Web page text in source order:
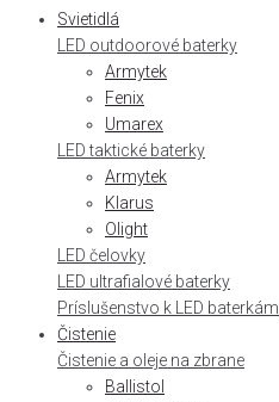
Svietidlá
LED outdoorové baterky
Armytek
Fenix
Umarex
LED taktické baterky
Armytek
Klarus
Olight
LED čelovky
LED ultrafialové baterky
Príslušenstvo k LED baterkám
Čistenie
Čistenie a oleje na zbrane
Ballistol